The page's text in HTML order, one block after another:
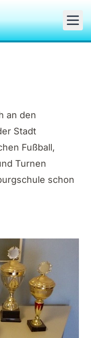
an den
Stadt
Fußball,
Turnen
schon